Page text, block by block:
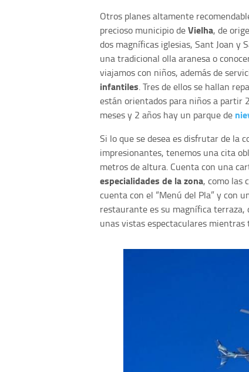
Otros planes altamente
precioso municipio deVielha, de
dos magníficas iglesias, Sant Joan y
una tradicional olla aranesa o
viajamos con niños, además de
infantiles. Tres de ellos se hallan
están orientados para niños a partir
meses y 2 años hay un parque de
Si lo que se desea es disfrutar de la
impresionantes, tenemos una cita
metros de altura. Cuenta con una
especialidades de la zona, como las
cuenta con el “Menú del Pla” y con
restaurante es su magnífica terraza,
unas vistas espectaculares